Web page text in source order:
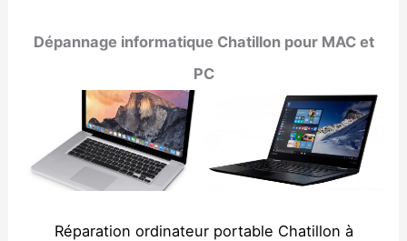
Dépannage informatique Chatillon pour MAC et
PC
Réparation ordinateur portable Chatillon à